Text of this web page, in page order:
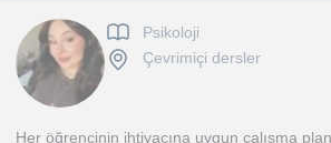
Psikoloji
Çevrimiçi dersler
Her öğrencinin ihtiyacına uygun çalışma